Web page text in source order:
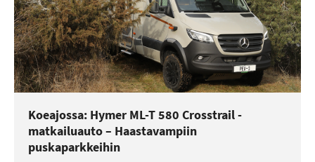
Koeajossa: Hymer ML-T 580 Crosstrail -
matkailuauto – Haastavampiin
puskaparkkeihin